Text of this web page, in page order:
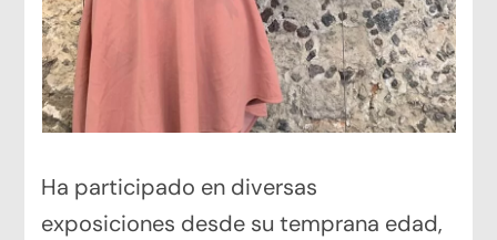
Ha participado en diversas
exposiciones desde su temprana edad,